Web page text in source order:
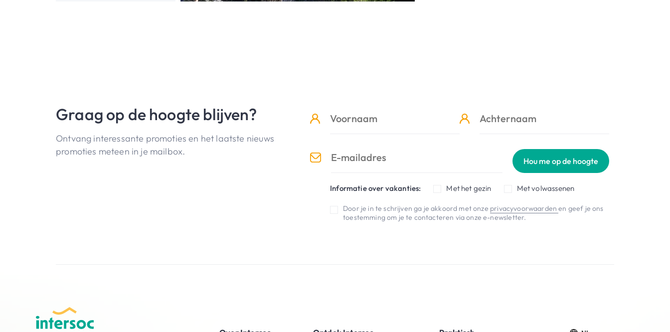
Graag op de hoogte blijven?
Ontvang interessante promoties en het laatste nieuws
promoties meteen in je mailbox.
Hou me op de hoogte
Informatie over vakanties: Met het gezin Met volwassenen
Door je in te schrijven ga je akkoord met onze privacyvoorwaardenen geef je ons
toestemming om je te contacteren via onze e-newsletter.